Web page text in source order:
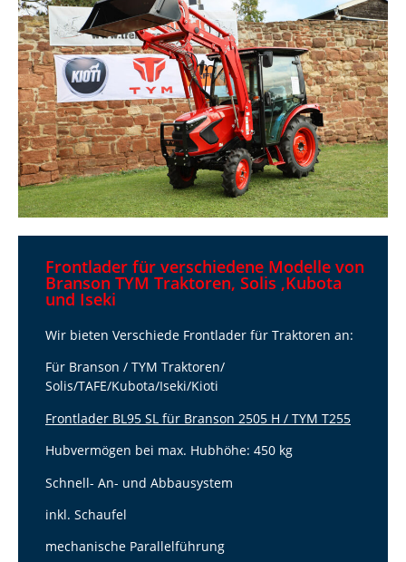
Frontlader für verschiedene Modelle von
Branson TYM Traktoren, Solis ,Kubota
und Iseki
Wir bieten Verschiede Frontlader für Traktoren an:
Für Branson / TYM Traktoren/
Solis/TAFE/Kubota/Iseki/Kioti
Frontlader BL95 SL für Branson 2505 H / TYM T255
Hubvermögen bei max. Hubhöhe: 450 kg
Schnell- An- und Abbausystem
inkl. Schaufel
mechanische Parallelführung